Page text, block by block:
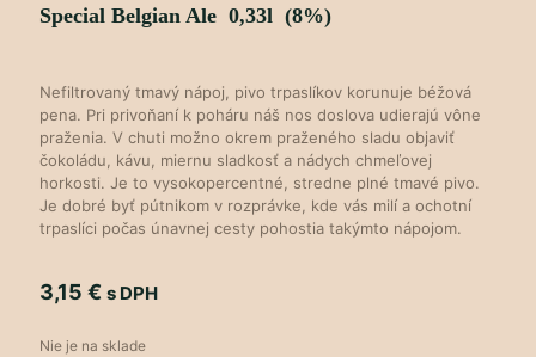
Special Belgian Ale 0,33l (8%)
Nefiltrovaný tmavý nápoj, pivo trpaslíkov korunuje béžová
pena. Pri privoňaní k poháru náš nos doslova udierajú vône
praženia. V chuti možno okrem praženého sladu objaviť
čokoládu, kávu, miernu sladkosť a nádych chmeľovej
horkosti. Je to vysokopercentné, stredne plné tmavé pivo.
Je dobré byť pútnikom v rozprávke, kde vás milí a ochotní
trpaslíci počas únavnej cesty pohostia takýmto nápojom.
3,15 € s DPH
Nie je na sklade